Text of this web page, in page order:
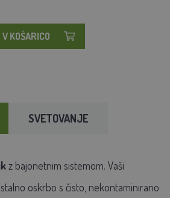
V KOŠARICO
SVETOVANJE
z bajonetnim sistemom. Vaši
oskrbo s čisto, nekontaminirano